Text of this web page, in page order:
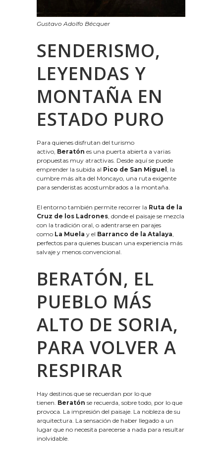
Gustavo Adolfo Bécquer
SENDERISMO,
LEYENDAS Y
MONTAÑA EN
ESTADO PURO
Para quienes disfrutan del turismo
activo, Beratón es una puerta abierta a varias
propuestas muy atractivas. Desde aquí se puede
emprender la subida al Pico de San Miguel
, la
cumbre más alta del Moncayo, una ruta exigente
para senderistas acostumbrados a la montaña.
El entorno también permite recorrer la Ruta de la
Cruz de los Ladrones , donde el paisaje se mezcla
con la tradición oral, o adentrarse en parajes
como La Muela y el Barranco de la Atalaya
perfectos para quienes buscan una experiencia más
salvaje y menos convencional.
BERATÓN, EL
PUEBLO MÁS
ALTO DE SORIA,
PARA VOLVER A
RESPIRAR
Hay destinos que se recuerdan por lo que
tienen. Beratón se recuerda, sobre todo, por lo que
provoca. La impresión del paisaje. La nobleza de su
arquitectura. La sensación de haber llegado a un
lugar que no necesita parecerse a nada para resultar
inolvidable.